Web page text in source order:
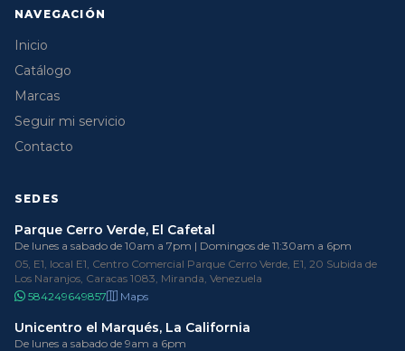
NAVEGACIÓN
Inicio
Catálogo
Marcas
Seguir mi servicio
Contacto
SEDES
Parque Cerro Verde, El Cafetal
De lunes a sabado de 10am a 7pm | Domingos de 11:30am a 6pm
05, E1, local E1, Centro Comercial Parque Cerro Verde, E1, 20 Subida de
Los Naranjos, Caracas 1083, Miranda, Venezuela
584249649857
Maps
Unicentro el Marqués, La California
De lunes a sabado de 9am a 6pm